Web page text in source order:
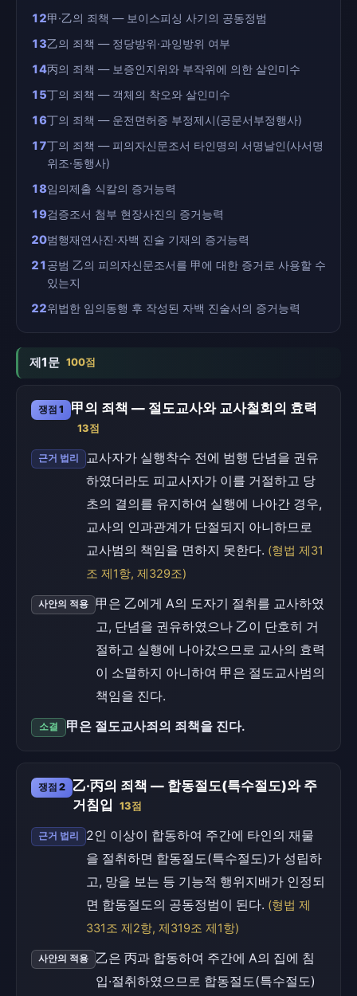
12甲·乙의 죄책 — 보이스피싱 사기의 공동정범
13乙의 죄책 — 정당방위·과잉방위 여부
14丙의 죄책 — 보증인지위와 부작위에 의한 살인미수
15丁의 죄책 — 객체의 착오와 살인미수
16丁의 죄책 — 운전면허증 부정제시(공문서부정행사)
17丁의 죄책 — 피의자신문조서 타인명의 서명날인(사서명
위조·동행사)
18임의제출 식칼의 증거능력
19검증조서 첨부 현장사진의 증거능력
20범행재연사진·자백 진술 기재의 증거능력
21공범 乙의 피의자신문조서를 甲에 대한 증거로 사용할 수
있는지
22위법한 임의동행 후 작성된 자백 진술서의 증거능력
제1문 100점
쟁점 1 甲의 죄책 — 절도교사와 교사철회의 효력
13점
근거 법리
교사자가 실행착수 전에 범행 단념을 권유
하였더라도 피교사자가 이를 거절하고 당
초의 결의를 유지하여 실행에 나아간 경우,
교사의 인과관계가 단절되지 아니하므로
교사범의 책임을 면하지 못한다. (형법 제31
조 제1항, 제329조)
사안의 적용
甲은 乙에게 A의 도자기 절취를 교사하였
고, 단념을 권유하였으나 乙이 단호히 거
절하고 실행에 나아갔으므로 교사의 효력
이 소멸하지 아니하여 甲은 절도교사범의
책임을 진다.
소결 甲은 절도교사죄의 죄책을 진다.
쟁점 2
乙·丙의 죄책 — 합동절도(특수절도)와 주
거침입
13점
근거 법리
2인 이상이 합동하여 주간에 타인의 재물
을 절취하면 합동절도(특수절도)가 성립하
고, 망을 보는 등 기능적 행위지배가 인정되
면 합동절도의 공동정범이 된다. (형법 제
331조 제2항, 제319조 제1항)
사안의 적용
乙은 丙과 합동하여 주간에 A의 집에 침
입·절취하였으므로 합동절도(특수절도)